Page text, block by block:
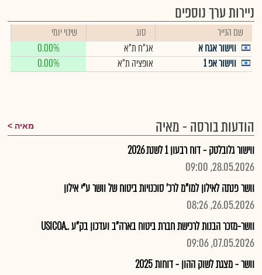
ניירות ערך נוספים
שם הנייר סוג
שינוי יומי
ווישור אגח א
אג"ח ת"א
0.00%
ווישור אפ 1
אופציה ת"א 0.00%
הודעות בורסה - מאיה מאיה
ווישור גלובלטק - דוח רבעון 1 לשנת 2026
28.05.2026, 09:00
וושר פנתה לאילון למו"מ לרכ' סוכנויות ביטוח של וושר ע"י אילון
26.05.2026, 08:26
וושר-מזכר הבנות לרכישת חברת ביטוח בארה"ב ועדכון בק"ע ..USICOA
07.05.2026, 09:06
וושר - מצגת לשוק ההון - דוחות 2025